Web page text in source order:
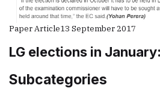
Paper Article13 September 2017
LG elections in
Subcategories